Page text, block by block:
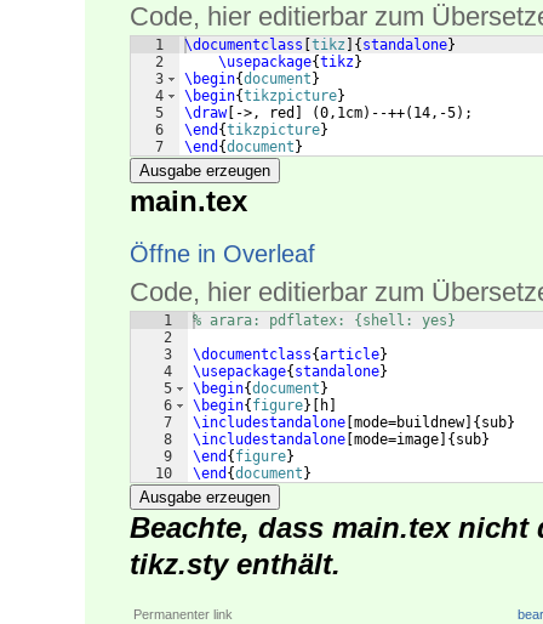
Code, hier editierbar zum
1
2
3
4
5
6
7
\documentclass tikz { standalone}
\usepackage{tikz}
\begin{document }
\begin{tikzpicture}
\draw[ ->, red (0,1cm) --++( 14,-5) ;
\end {tikzpicture}
\end {document }
Ausgabe erzeugen
main.tex
Öffne in Overleaf
Code, hier editierbar zum
1
2
3
4
5
6
7
8
9
10
% arara: pdflatex: {shell: yes}
\documentclass{article}
\usepackage{ standalone}
\begin{document }
\begin{ figure} h
\includestandalone mode=buildnew] { sub}
\includestandalone mode=image { sub}
\end { figure}
\end {document }
Ausgabe erzeugen
Beachte, dass main.tex
tikz.sty enthält.
Permanenter link